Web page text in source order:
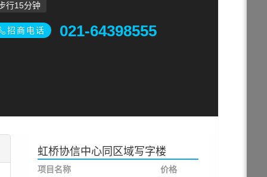
行15分钟
招商电话 021-64398555
虹桥协信中心同区域写字楼
项目名称 价格